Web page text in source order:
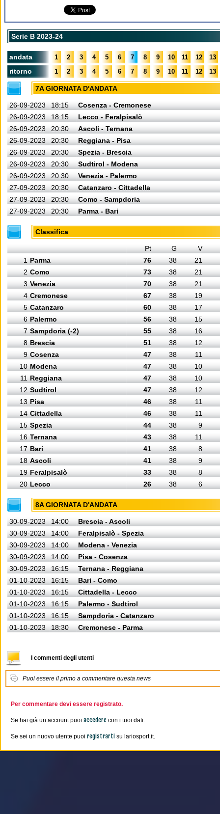
Serie B 2023-24
andata 1 2 3 4 5 6 7 8 9 10 11 12 13
ritorno 1 2 3 4 5 6 7 8 9 10 11 12 13
7A GIORNATA D'ANDATA
26-09-2023 18:15
Cosenza - Cremonese
26-09-2023
18:15
Lecco - Feralpisalò
26-09-2023
20:30
Ascoli - Ternana
26-09-2023
20:30
Reggiana - Pisa
26-09-2023
20:30
Spezia - Brescia
26-09-2023
20:30
Sudtirol - Modena
26-09-2023
20:30
Venezia - Palermo
27-09-2023
20:30
Catanzaro - Cittadella
27-09-2023
20:30
Como - Sampdoria
27-09-2023
20:30 Parma - Bari
Classifica
Pt G
V
1 Parma 76 38
21
2 Como 73 38
21
3 Venezia 70 38
21
4 Cremonese 67 38
19
5 Catanzaro 60 38
17
6 Palermo 56 38
15
7 Sampdoria (-2) 55 38
16
8 Brescia 51 38
12
9 Cosenza 47 38
11
10 Modena 47 38
10
11 Reggiana 47 38
10
12 Sudtirol 47 38
12
13 Pisa 46 38
11
14 Cittadella 46 38
11
15 Spezia 44 38
9
16 Ternana 43 38
11
17 Bari 41 38
8
18 Ascoli 41 38
9
19 Feralpisalò 33 38
8
20 Lecco 26 38 6
8A GIORNATA D'ANDATA
30-09-2023 14:00
Brescia - Ascoli
30-09-2023
14:00
Feralpisalò - Spezia
30-09-2023
14:00
Modena - Venezia
30-09-2023
14:00
Pisa - Cosenza
30-09-2023
16:15
Ternana - Reggiana
01-10-2023
16:15
Bari - Como
01-10-2023
16:15
Cittadella - Lecco
01-10-2023
16:15
Palermo - Sudtirol
01-10-2023
16:15
Sampdoria - Catanzaro
01-10-2023
18:30 Cremonese - Parma
I commenti degli utenti
Puoi essere il primo a commentare questa news
Per commentare devi essere registrato.
Se hai già un account puoi accedere con i tuoi dati.
Se sei un nuovo utente puoi registrarti su lariosport.it.